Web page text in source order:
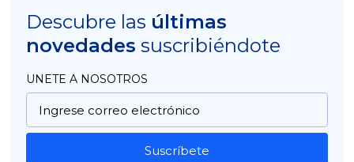
Descubre las últimas
novedades suscribiéndote
UNETE A NOSOTROS
Suscríbete